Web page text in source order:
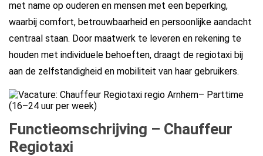
met name op ouderen en mensen met een beperking,
waarbij comfort, betrouwbaarheid en persoonlijke aandacht
centraal staan. Door maatwerk te leveren en rekening te
houden met individuele behoeften, draagt de regiotaxi bij
aan de zelfstandigheid en mobiliteit van haar gebruikers.
Functieomschrijving – Chauffeur
Regiotaxi